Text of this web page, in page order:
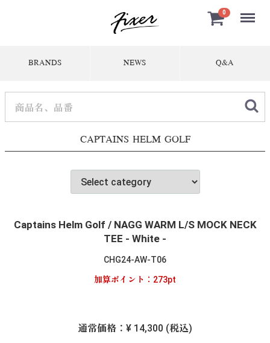
0 Menu
BRANDS NEWS Q&A
CAPTAINS HELM GOLF
Captains Helm Golf / NAGG WARM L/S MOCK NECK
TEE - White -
CHG24-AW-T06
加算ポイント： 273pt
通常価格： ¥ 14,300 (税込)